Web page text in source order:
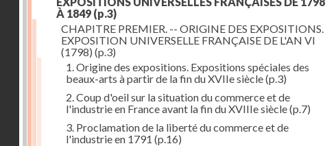
À 1849 (p.3)
CHAPITRE PREMIER. -- ORIGINE DES EXPOSITIONS.
EXPOSITION UNIVERSELLE FRANÇAISE DE L'AN VI
(1798) (p.3)
1. Origine des expositions. Expositions spéciales des
beaux-arts à partir de la fin du XVIIe siècle(p.3)
2. Coup d'oeil sur la situation du commerce et de
l'industrie en France avant la fin du XVIIIe siècle(p.7)
3. Proclamation de la liberté du commerce et de
l'industrie en 1791 (p.16)